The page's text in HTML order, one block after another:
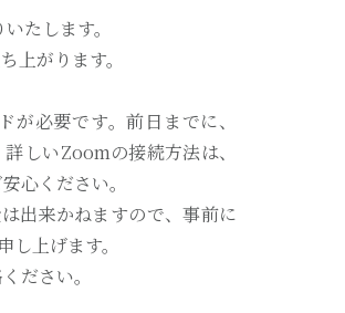
たします。
上がります。
必要です。前日までに、
しいZoomの接続方法は、
心ください。
出来かねますので、事前に
上げます。
ださい。